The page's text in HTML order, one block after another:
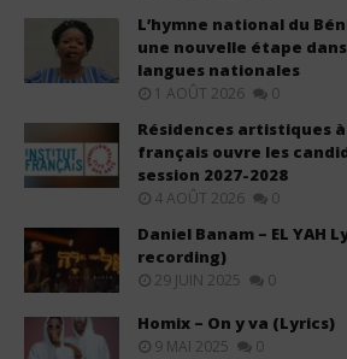
L’hymne national du
une nouvelle étape
langues nationales
1 AOÛT 2026 0
Résidences artistiques
français ouvre les
session 2027-2028
4 AOÛT 2026 0
Daniel Banam – EL YAH
recording)
29 JUIN 2025 0
Homix – On y va (Lyrics)
9 MAI 2025 0